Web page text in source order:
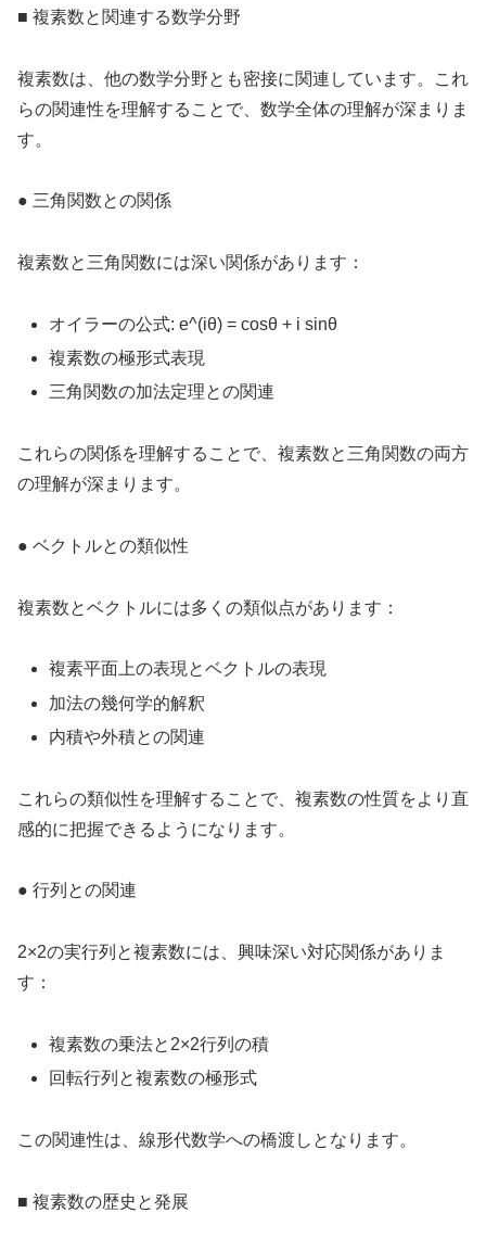
■ 複素数と関連する数学分野
複素数は、他の数学分野とも密接に関連しています。これ
らの関連性を理解することで、数学全体の理解が深まりま
す。
● 三角関数との関係
複素数と三角関数には深い関係があります：
オイラーの公式: e^(iθ) = cosθ + i sinθ
複素数の極形式表現
三角関数の加法定理との関連
これらの関係を理解することで、複素数と三角関数の両方
の理解が深まります。
● ベクトルとの類似性
複素数とベクトルには多くの類似点があります：
複素平面上の表現とベクトルの表現
加法の幾何学的解釈
内積や外積との関連
これらの類似性を理解することで、複素数の性質をより直
感的に把握できるようになります。
● 行列との関連
2×2の実行列と複素数には、興味深い対応関係がありま
す：
複素数の乗法と2×2行列の積
回転行列と複素数の極形式
この関連性は、線形代数学への橋渡しとなります。
■ 複素数の歴史と発展